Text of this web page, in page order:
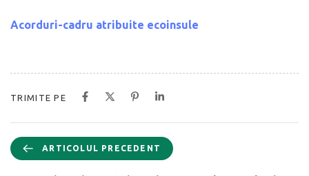
Acorduri-cadru atribuite ecoinsule
TRIMITE PE
ARTICOLUL PRECEDENT